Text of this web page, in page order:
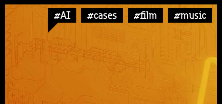
#AI #cases #film #music